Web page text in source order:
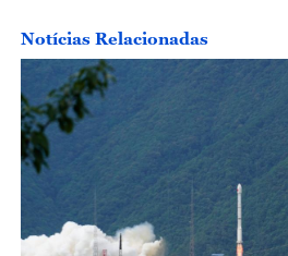
Notícias Relacionadas